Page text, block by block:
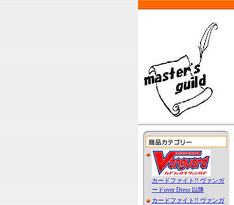
カードファイト!! ヴァンガ
ードover Dress 以降
カードファイト!! ヴァンガ